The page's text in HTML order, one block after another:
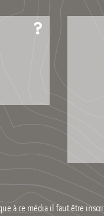
à ce média il faut être